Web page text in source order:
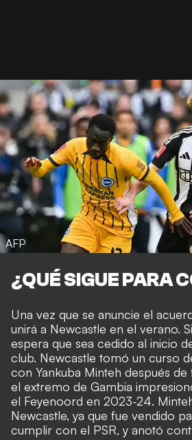
AFP
¿QUÉ SIGUE PARA
Una vez que se anuncie el
unirá a Newcastle en el verano.
espera que sea cedido al inicio
club. Newcastle tomó un curso
con Yankuba Minteh después
el extremo de Gambia
el Feyenoord en 2023-24.
Newcastle, ya que fue vendido
cumplir con el PSR, y anotó